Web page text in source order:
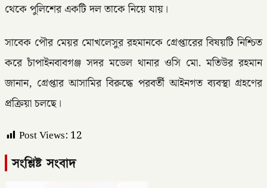
থেকে পুলিশের একটি দল তাকে নিয়ে যায়।
সাবেক পৌর মেয়র মোখলেসুর রহমানকে গ্রেপ্তারের বিষয়টি নিশ্চিত
করে চাঁপাইনবাবগঞ্জ সদর মডেল থানার ওসি মো. মতিউর রহমান
জানান, গ্রেপ্তার আসামির বিরুদ্ধে পরবর্তী আইনগত ব্যবস্থা গ্রহণের
প্রক্রিয়া চলছে।
Post Views: 12
সংশ্লিষ্ট সংবাদ